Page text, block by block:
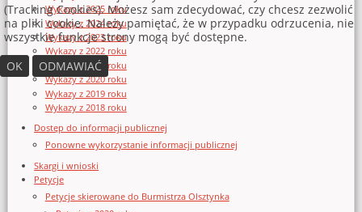
Wykazy z 2025 roku
Wykazy z 2024 roku
Wykazy z 2023 roku
Wykazy z 2022 roku
Wykazy z 2021 roku
Wykazy z 2020 roku
Wykazy z 2019 roku
Wykazy z 2018 roku
Dostęp do informacji publicznej
Ponowne wykorzystanie informacji publicznej
Skargi i wnioski
Petycje
Petycje skierowane do Burmistrza Olsztynka
(Tracking Cookies). Możesz sam zdecydować, czy chcesz zezwolić
na pliki cookie. Należy pamiętać, że w przypadku odrzucenia, nie
wszystkie funkcje strony mogą być dostępne.
OK
ODMAWIAĆ